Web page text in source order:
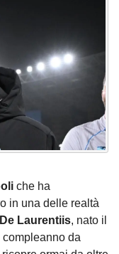
che ha
in una delle realtà
Laurentiis, nato il
da